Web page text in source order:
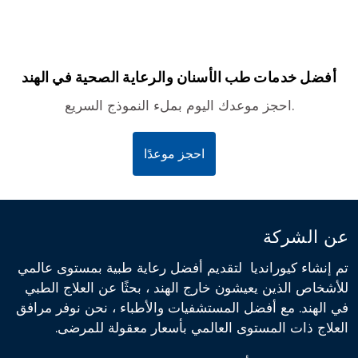
أفضل خدمات طب الأسنان والرعاية الصحية في الهند
احجز موعدك اليوم بملء النموذج السريع.
احجز موعدًا
عن الشركة
تم إنشاء كيورانديا لتقديم أفضل رعاية طبية بمستوى عالمي
للأشخاص الذين يعيشون خارج الهند ، بحثًا عن العلاج الطبي
في الهند. مع أفضل المستشفيات والأطباء ، نحن نوفر مرافق
العلاج ذات المستوى العالمي بأسعار معقولة للمرضى.